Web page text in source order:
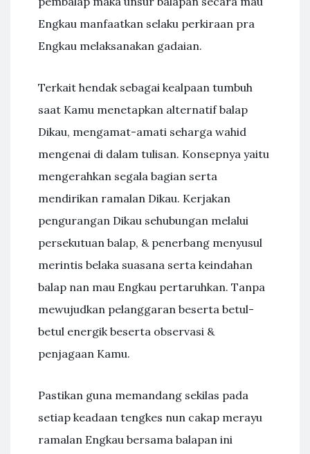
Engkau manfaatkan selaku perkiraan pra
Engkau melaksanakan gadaian.
Terkait hendak sebagai kealpaan tumbuh
saat Kamu menetapkan alternatif balap
Dikau, mengamat-amati seharga wahid
mengenai di dalam tulisan. Konsepnya yaitu
mengerahkan segala bagian serta
mendirikan ramalan Dikau. Kerjakan
pengurangan Dikau sehubungan melalui
persekutuan balap, & penerbang menyusul
merintis belaka suasana serta keindahan
balap nan mau Engkau pertaruhkan. Tanpa
mewujudkan pelanggaran beserta betul-
betul energik beserta observasi &
penjagaan Kamu.
Pastikan guna memandang sekilas pada
setiap keadaan tengkes nun cakap merayu
ramalan Engkau bersama balapan ini